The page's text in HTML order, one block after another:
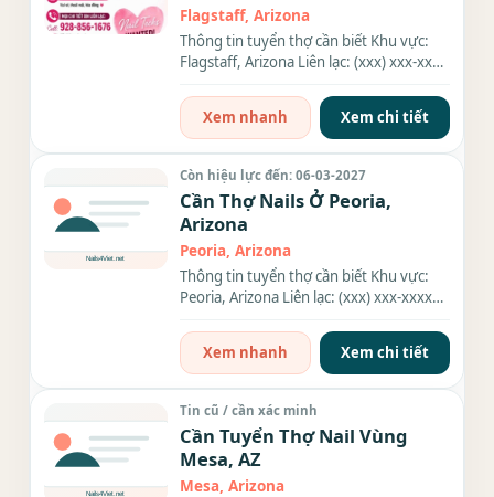
Flagstaff, Arizona
Thông tin tuyển thợ cần biết Khu vực:
Flagstaff, Arizona Liên lạc: (xxx) xxx-xxxx
Xem nhanh
Xem chi tiết
Còn hiệu lực đến: 06-03-2027
Cần Thợ Nails Ở Peoria,
Arizona
Peoria, Arizona
Thông tin tuyển thợ cần biết Khu vực:
Peoria, Arizona Liên lạc: (xxx) xxx-xxxx
Xem nhanh
Xem chi tiết
Tin cũ / cần xác minh
Cần Tuyển Thợ Nail Vùng
Mesa, AZ
Mesa, Arizona